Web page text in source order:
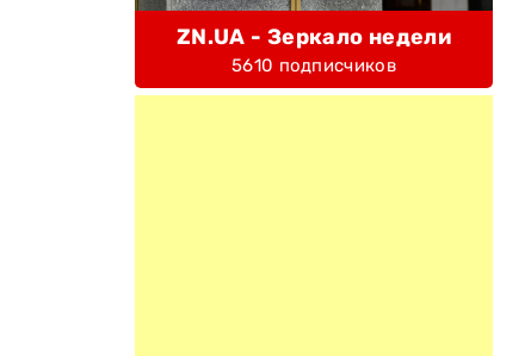
ZN.UA - Зеркало недели
5610 подписчиков